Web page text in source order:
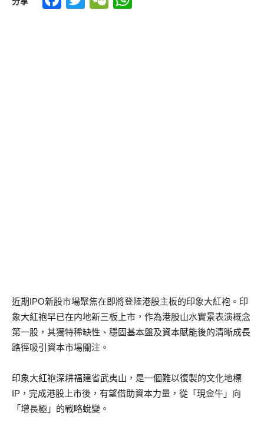
近期IPO新股市場聚焦在即將登陸港股主板的印象大紅袍。印
象大紅袍早已在内地新三板上市，作為港股山水實景表演概念
第一股，其獨特稀缺性、穩固基本盤及資本賦能後的清晰成長
路徑吸引資本市場關注。
印象大紅袍深耕福建省武夷山，是一個難以復製的文化地標
IP，完成港股上市後，有望借助資本力量，從「現金牛」向
「增長極」的戰略蛻變。